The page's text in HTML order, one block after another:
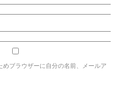
ブラウザーに自分の名前、メールア